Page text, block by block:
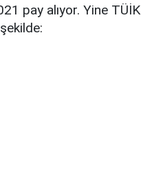
pay alıyor. Yine TÜİK